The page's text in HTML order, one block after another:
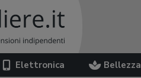
Elettronica Bellezza